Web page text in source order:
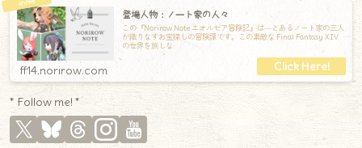
登場人物：ノート家の人々
この『Norirow Note エオルゼア冒険記』は―とあるノート家の三人
が織りなすお宝探しの冒険譚です。この素敵な Final Fantasy XIV
の世界を旅しな
ff14.norirow.com
* Follow me! *